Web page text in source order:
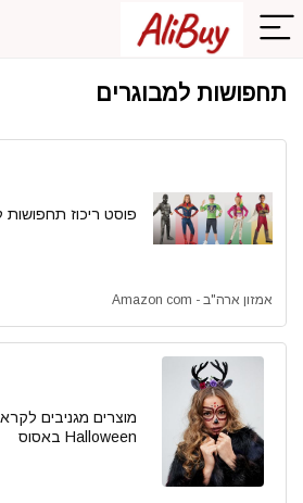
תחפושות למבוגרים
פוסט ריכוז
אמזון ארה"ב - Amazon com
מוצרים מגניבים
Halloween באסוס